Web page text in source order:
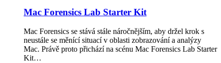
Mac Forensics Lab Starter Kit
Mac Forensics se stává stále náročnějším, aby držel krok s
neustále se měnící situací v oblasti zobrazování a analýzy
Mac. Právě proto přichází na scénu Mac Forensics Lab Starter
Kit…